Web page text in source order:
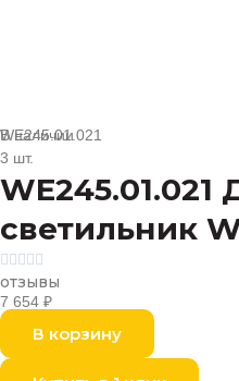
В наличии
3 шт.
светильник
WE245.01.021
    
отзывы
7 654 ₽
В корзину